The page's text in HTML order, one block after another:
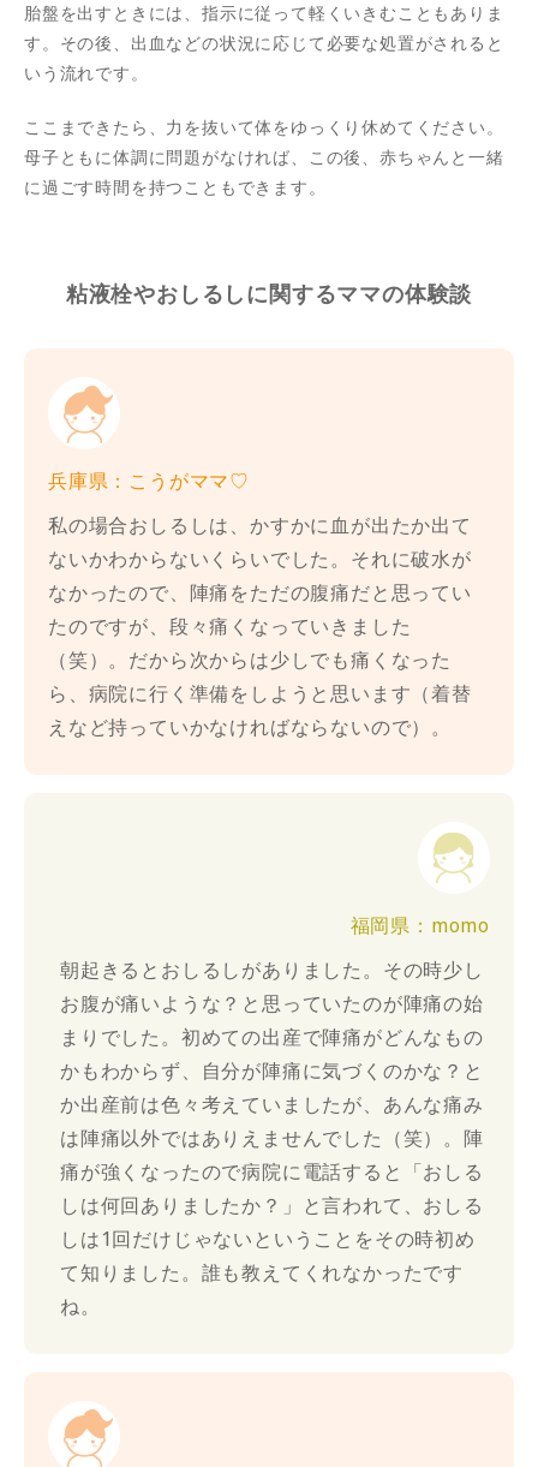
胎盤を出すときには、指示に従って軽くいきむこともありま
す。その後、出血などの状況に応じて必要な処置がされると
いう流れです。
ここまできたら、力を抜いて体をゆっくり休めてください。
母子ともに体調に問題がなければ、この後、赤ちゃんと一緒
に過ごす時間を持つこともできます。
粘液栓やおしるしに関するママの体験談
兵庫県：こうがママ♡
私の場合おしるしは、かすかに血が出たか出て
ないかわからないくらいでした。それに破水が
なかったので、陣痛をただの腹痛だと思ってい
たのですが、段々痛くなっていきました
（笑）。だから次からは少しでも痛くなった
ら、病院に行く準備をしようと思います（着替
えなど持っていかなければならないので）。
福岡県：momo
朝起きるとおしるしがありました。その時少し
お腹が痛いような？と思っていたのが陣痛の始
まりでした。初めての出産で陣痛がどんなもの
かもわからず、自分が陣痛に気づくのかな？と
か出産前は色々考えていましたが、あんな痛み
は陣痛以外ではありえませんでした（笑）。陣
痛が強くなったので病院に電話すると「おしる
しは何回ありましたか？」と言われて、おしる
しは1回だけじゃないということをその時初め
て知りました。誰も教えてくれなかったです
ね。